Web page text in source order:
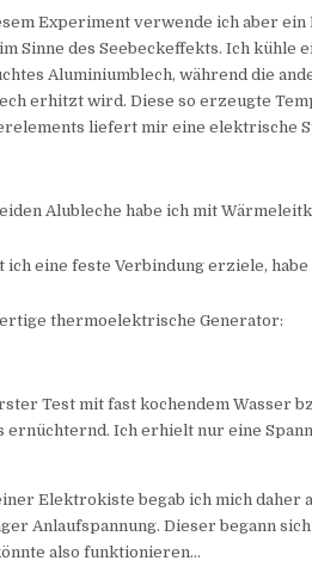
Experiment verwende ich aber
Sinne des Seebeckeffekts. Ich kühle
Aluminiumblech, während die
erhitzt wird. Diese so erzeugte
liefert mir eine elektrische
Alubleche habe ich mit
ich eine feste Verbindung erziele,
thermoelektrische Generator:
Test mit fast kochendem Wasser
ernüchternd. Ich erhielt nur eine
Elektrokiste begab ich mich daher
Anlaufspannung. Dieser begann
also funktionieren…